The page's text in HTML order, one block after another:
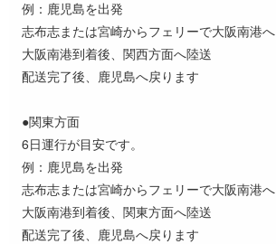
例：鹿児島を出発
志布志または宮崎からフェリーで大阪南港へ
大阪南港到着後、関西方面へ陸送
配送完了後、鹿児島へ戻ります
●関東方面
6日運行が目安です。
例：鹿児島を出発
志布志または宮崎からフェリーで大阪南港へ
大阪南港到着後、関東方面へ陸送
配送完了後、鹿児島へ戻ります